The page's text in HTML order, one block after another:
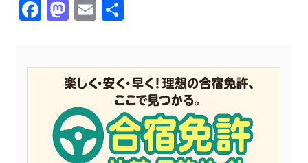
Facebook
Mastodon
Email